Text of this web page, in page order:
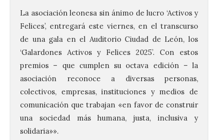
La asociación leonesa sin ánimo de lucro ‘Activos y
Felices’, entregará este viernes, en el transcurso
de una gala en el Auditorio Ciudad de León, los
‘Galardones Activos y Felices 2025’. Con estos
premios – que cumplen su octava edición – la
asociación reconoce a diversas personas,
colectivos, empresas, instituciones y medios de
comunicación que trabajan «en favor de construir
una sociedad más humana, justa, inclusiva y
solidaria»».